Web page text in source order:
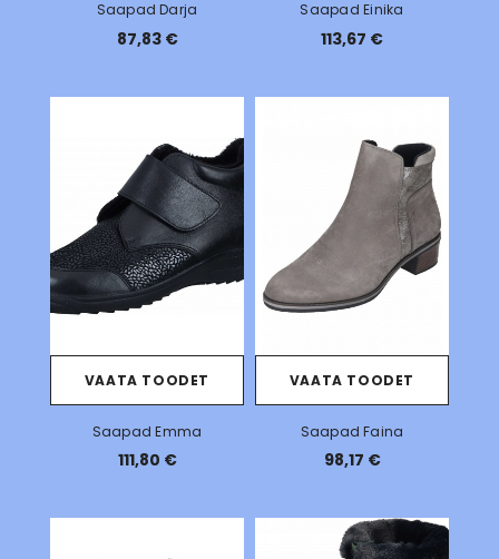
Saapad Darja
87,83 €
Saapad Einika
113,67 €
VAATA TOODET
Saapad Emma
111,80 €
VAATA TOODET
Saapad Faina
98,17 €